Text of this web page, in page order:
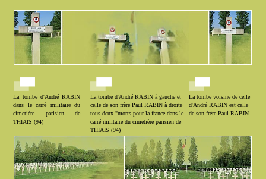
La tombe d'André RABIN
dans le carré militaire du
cimetière parisien de
THIAIS (94)
La tombe d'André RABIN à gauche et
celle de son frère Paul RABIN à droite
tous deux "morts pour la france dans le
carré militaire du cimetière parisien de
THIAIS (94)
La tombe voisine de celle
d'André RABIN est celle
de son frère Paul RABIN